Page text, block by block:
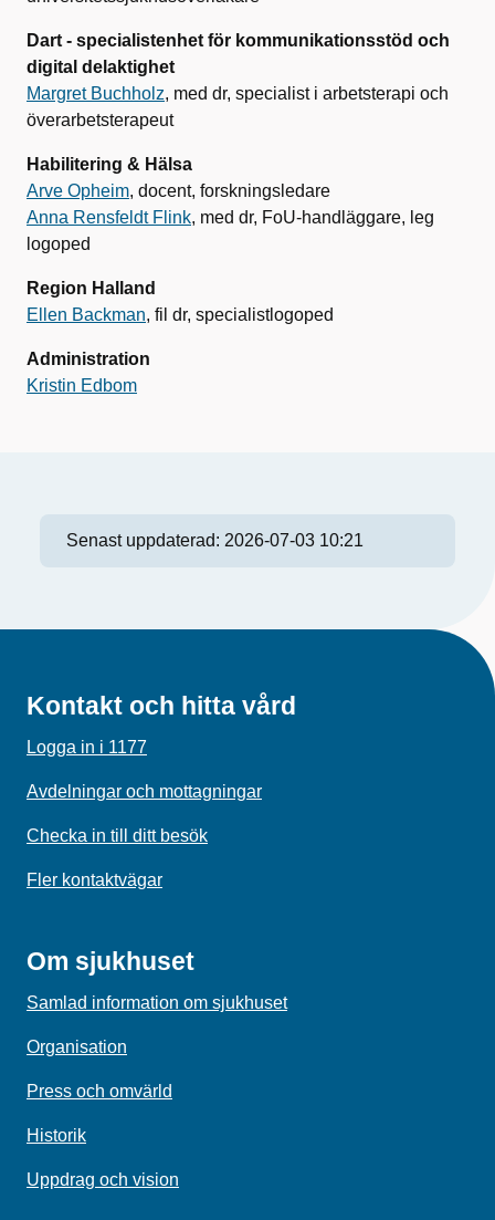
Dart - specialistenhet för kommunikationsstöd och
digital delaktighet
Margret Buchholz, med dr, specialist i arbetsterapi och
överarbetsterapeut
Habilitering & Hälsa
Arve Opheim, docent, forskningsledare
Anna Rensfeldt Flink, med dr, FoU-handläggare, leg
logoped
Region Halland
Ellen Backman, fil dr, specialistlogoped
Administration
Kristin Edbom
Senast uppdaterad: 2026-07-03 10:21
Kontakt och hitta vård
Logga in i 1177
Avdelningar och mottagningar
Checka in till ditt besök
Fler kontaktvägar
Om sjukhuset
Samlad information om sjukhuset
Organisation
Press och omvärld
Historik
Uppdrag och vision